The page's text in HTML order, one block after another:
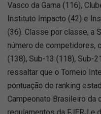
Vasco da Gama (116),
Instituto Impacto (42) e
(36). Classe por classe, a
número de competidores,
(138), Sub-13 (118), Sub-
ressaltar que o Torneio
pontuação do ranking
Campeonato Brasileiro da